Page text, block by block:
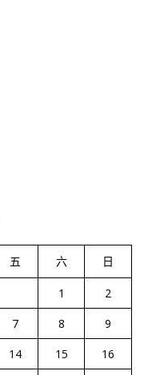
五 六 日
1
2
7 8
9
14 15
16